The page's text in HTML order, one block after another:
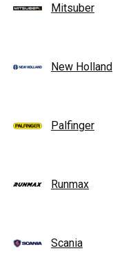
Mitsuber
New Holland
Palfinger
Runmax
Scania